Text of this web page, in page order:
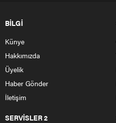
BİLGİ
Künye
Hakkımızda
Üyelik
Haber Gönder
İletişim
SERVİSLER 2